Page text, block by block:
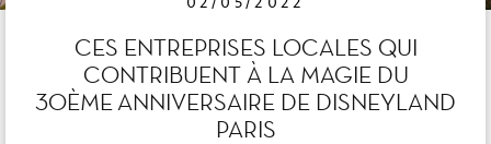
CES ENTREPRISES LOCALES QUI
CONTRIBUENT À LA MAGIE DU
30ÈME ANNIVERSAIRE DE DISNEYLAND
PARIS